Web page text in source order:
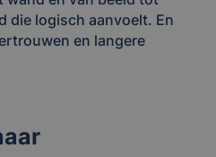
die logisch aanvoelt. En
en langere